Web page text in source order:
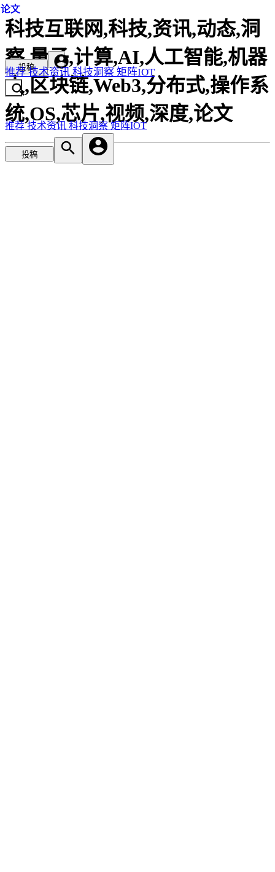
科技互联网,科技,资讯,动态,洞
察,量子,计算,AI,人工智能,机器
人,区块链,Web3,分布式,操作系
统,OS,芯片,视频,深度,论文
投稿
推荐技术资讯科技洞察 矩阵IOT
推荐技术资讯科技洞察矩阵IOT
投稿
论文
论文
论文